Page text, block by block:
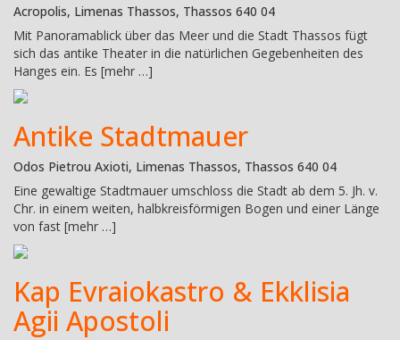
Acropolis, Limenas Thassos, Thassos 640 04
Mit Panoramablick über das Meer und die Stadt Thassos fügt
sich das antike Theater in die natürlichen Gegebenheiten des
Hanges ein. Es [mehr …]
Antike Stadtmauer
Odos Pietrou Axioti, Limenas Thassos, Thassos 640 04
Eine gewaltige Stadtmauer umschloss die Stadt ab dem 5. Jh. v.
Chr. in einem weiten, halbkreisförmigen Bogen und einer Länge
von fast [mehr …]
Kap Evraiokastro & Ekklisia
Agii Apostoli